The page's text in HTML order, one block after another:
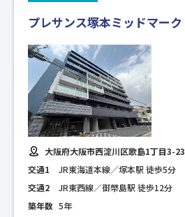
プレサンス塚本ミッドマーク
大阪府大阪市西淀川区歌島1丁目3-23
交通1
JR東海道本線／塚本駅 徒歩5分
交通2
JR東西線／御幣島駅 徒歩12分
築年数 5年